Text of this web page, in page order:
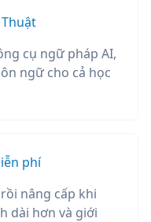
cụ ngữ pháp AI,
ngữ cho cả học
phí
nâng cấp khi
dài hơn và giới